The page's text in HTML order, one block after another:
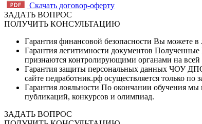
Скачать договор-оферту
ЗАДАТЬ ВОПРОС
ПОЛУЧИТЬ КОНСУЛЬТАЦИЮ
Гарантия финансовой безопасности Вы можете в
Гарантия легитимности документов Полученные
признаются контролирующими органами на
Гарантия защиты персональных данных ЧОУ ДПО
сайте педработник.рф осуществляется только по
Гарантия лояльности По окончании обучения мы
публикаций, конкурсов и олимпиад.
ЗАДАТЬ ВОПРОС